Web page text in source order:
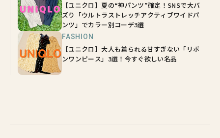
【ユニクロ】夏の“神パンツ”確定！SNSで大バ
ズり「ウルトラストレッチアクティブワイドパ
ンツ」でカラー別コーデ3選
FASHION
【ユニクロ】大人も着られる甘すぎない「リボ
ンワンピース」3選！今すぐ欲しい名品